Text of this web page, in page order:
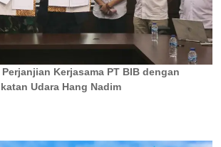
Kerjasama PT BIB dengan
Udara Hang Nadim